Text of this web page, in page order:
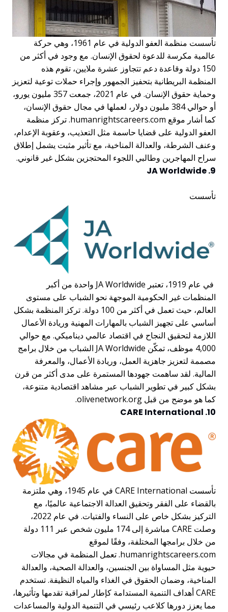
تأسست منظمة العفو الدولية في عام 1961، وهي حركة
عالمية مكرسة للدعوة لحقوق الإنسان. مع وجود في أكثر من
150 دولة وقاعدة دعم تتجاوز عشرة ملايين، تقوم هذه
المنظمة البريطانية بتحفيز الجمهور وإجراء حملات توعية لتعزيز
وحماية حقوق الإنسان. في عام 2021، جمعت 357 مليون يورو،
أو حوالي 384 مليون دولار، لعملها في مجال حقوق الإنسان،
كما أشار موقع humanrightscareers.com. تركز منظمة
العفو الدولية على قضايا حاسمة مثل التعذيب، وعقوبة الإعدام،
وعنف الشرطة، والعدالة المناخية، مع تأثير مثبت يشمل إطلاق
سراح المهاجرين وطالبي اللجوء المحتجزين بشكل غير قانوني.
9. JA Worldwide
تأسست
في عام 1919، تعتبر JA Worldwide واحدة من أكبر
المنظمات غير الحكومية الموجهة نحو الشباب على مستوى
العالم، حيث تعمل في أكثر من 100 دولة. تركز المنظمة بشكل
أساسي على تجهيز الشباب بالمهارات المهنية وريادة الأعمال
اللازمة لتحقيق النجاح في اقتصاد عالمي ديناميكي. مع حوالي
4,000 موظف، تمكّن JA Worldwide الشباب من خلال برامج
مصممة لتعزيز جاهزية العمل، وريادة الأعمال، والمعرفة
المالية. لقد ساهمت جهودها المستمرة على مدى أكثر من قرن
بشكل كبير في تطوير الشباب عبر مشاهد اقتصادية متنوعة،
كما هو موضح من قبل olivenetwork.org.
10. CARE International
تأسست CARE International في عام 1945، وهي ملتزمة
بالقضاء على الفقر وتحقيق العدالة الاجتماعية عالميًا، مع
التركيز بشكل خاص على النساء والفتيات. في عام 2022،
وصلت CARE مباشرة إلى 174 مليون شخص عبر 111 دولة
من خلال برامجها المختلفة، وفقًا لموقع
humanrightscareers.com. تعمل المنظمة في مجالات
حيوية مثل المساواة بين الجنسين، والعدالة الصحية، والعدالة
المناخية، وضمان الحقوق في الغذاء والمياه النظيفة. تستخدم
CARE أهداف التنمية المستدامة كإطار لمراقبة تقدمها وتأثيرها،
مما يعزز دورها كلاعب رئيسي في التنمية الدولية والمساعدات